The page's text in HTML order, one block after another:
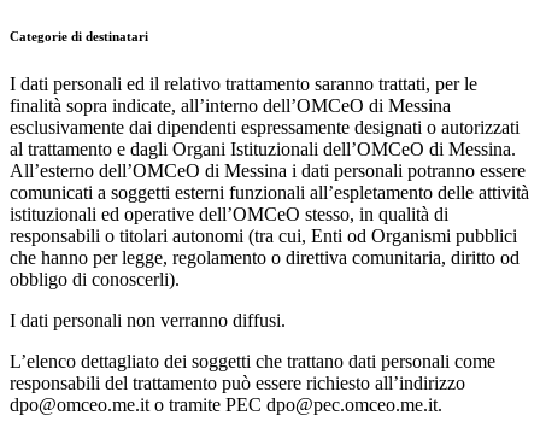
Categorie di destinatari
I dati personali ed il relativo trattamento saranno trattati, per le
finalità sopra indicate, all’interno dell’OMCeO di Messina
esclusivamente dai dipendenti espressamente designati o autorizzati
al trattamento e dagli Organi Istituzionali dell’OMCeO di Messina.
All’esterno dell’OMCeO di Messina i dati personali potranno essere
comunicati a soggetti esterni funzionali all’espletamento delle attività
istituzionali ed operative dell’OMCeO stesso, in qualità di
responsabili o titolari autonomi (tra cui, Enti od Organismi pubblici
che hanno per legge, regolamento o direttiva comunitaria, diritto od
obbligo di conoscerli).
I dati personali non verranno diffusi.
L’elenco dettagliato dei soggetti che trattano dati personali come
responsabili del trattamento può essere richiesto all’indirizzo
dpo@omceo.me.it o tramite PEC dpo@pec.omceo.me.it.